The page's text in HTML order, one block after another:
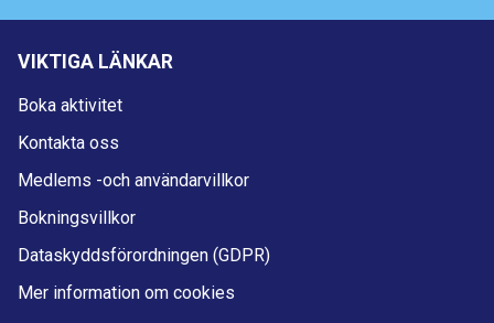
VIKTIGA LÄNKAR
Boka aktivitet
Kontakta oss
Medlems -och användarvillkor
Bokningsvillkor
Dataskyddsförordningen (GDPR)
Mer information om cookies